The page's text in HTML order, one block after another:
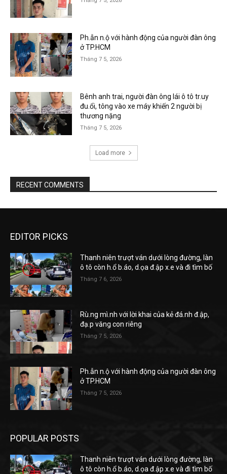
Ph.ẫn n.ộ với hành động của người đàn ông
ở TP.HCM
Tháng 7 5, 2026
Bênh anh trai, người đàn ông lái ô tô tr.uy
đu.ổi, tông vào xe máy khiến 2 người bị
thương nặng
Tháng 7 5, 2026
Load more
RECENT COMMENTS
EDITOR PICKS
Thanh niên trượt ván dưới lòng đường, làn
ô tô còn h.ổ b.áo, d.ọa đ.ập x.e và đi tìm bố
Tháng 7 6, 2026
Rù.ng mì.nh với lời khai của kẻ đá.nh đ.ập,
đạ.p văng con riêng
Tháng 7 5, 2026
Ph.ẫn n.ộ với hành động của người đàn ông
ở TP.HCM
Tháng 7 5, 2026
POPULAR POSTS
Thanh niên trượt ván dưới lòng đường, làn
ô tô còn h.ổ b.áo, d.ọa đ.ập x.e và đi tìm bố